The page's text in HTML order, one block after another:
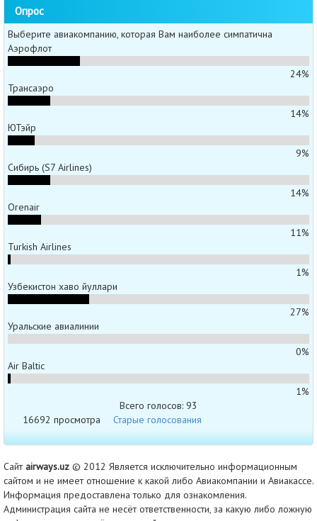
Опрос
Выберите авиакомпанию, которая Вам наиболее симпатична
Аэрофлот
24%
Трансаэро
14%
ЮТэйр
9%
Сибирь (S7 Airlines)
14%
Orenair
11%
Turkish Airlines
1%
Узбекистон хаво йуллари
27%
Уральские авиалинии
0%
Air Baltic
1%
Всего голосов: 93
16692 просмотра
Старые голосования
Сайтairways.uz © 2012 Является исключительно информационным
сайтом и не имеет отношение к какой либо Авиакомпании и Авиакассе.
Информация предоставлена только для ознакомления.
Администрация сайта не несёт ответственности, за какую либо ложную